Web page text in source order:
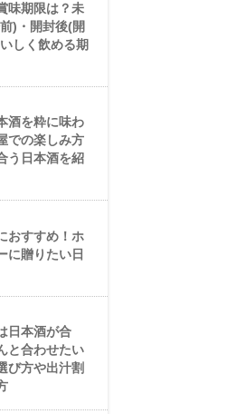
味期限は？未
)・開封後(開
しく飲める期
酒を粋に味わ
での楽しみ方
う日本酒を紹
おすすめ！ホ
に贈りたい日
日本酒が合
と合わせたい
び方や出汁割